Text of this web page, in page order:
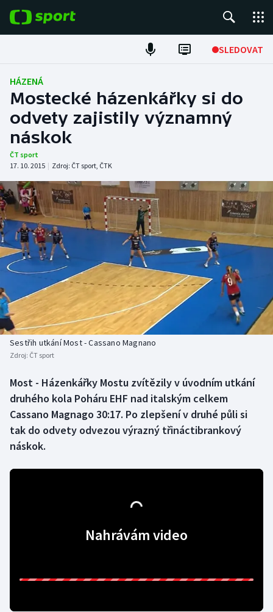
SLEDOVAT
Fotbal
Hokej
Tenis
Atletika
Cyklistika
DALŠÍ SPORTY
Americký fotbal
Baseball a softbal
Basketbal
Biatlon
Box
Curling
NEPŘEHLÉDNĚTE
Soutěže
Historické návraty
Aplikace ČT sport
HÁZENÁ
Mostecké házenkářky si do
odvety zajistily významný
náskok
ČT sport
17. 10. 2015 | Zdroj: ČT sport, ČTK
Sestřih utkání Most - Cassano Magnano
Zdroj: ČT sport
Most - Házenkářky Mostu zvítězily v úvodním utkání
druhého kola Poháru EHF nad italským celkem
Cassano Magnago 30:17. Po zlepšení v druhé půli si
tak do odvety odvezou výrazný třináctibrankový
náskok.
Nahrávám video